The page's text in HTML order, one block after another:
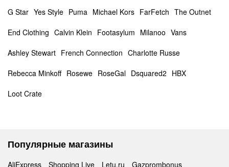
G Star Yes Style Puma Michael Kors FarFetch The Outnet
End Clothing Calvin Klein Footasylum Milanoo Vans
Ashley Stewart French Connection Charlotte Russe
Rebecca Minkoff Rosewe RoseGal Dsquared2 HBX
Loot Crate
Популярные магазины
AliExpress Shopping Live Letu.ru Gazprombonus